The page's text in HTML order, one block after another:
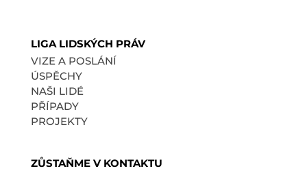
LIGA LIDSKÝCH PRÁV
VIZE A POSLÁNÍ
ÚSPĚCHY
NAŠI LIDÉ
PŘÍPADY
PROJEKTY
ZŮSTAŇME V KONTAKTU